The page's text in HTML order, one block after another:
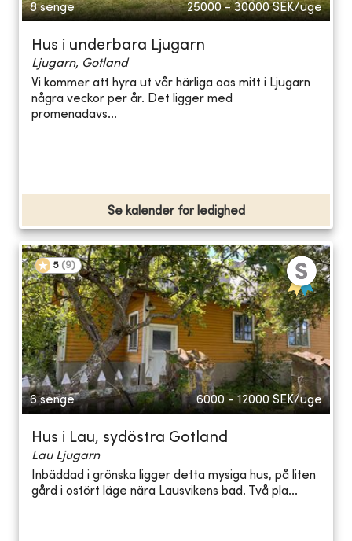
8 senge 25000 - 30000 SEK/uge
Hus i underbara Ljugarn
Ljugarn, Gotland
Vi kommer att hyra ut vår härliga oas mitt i Ljugarn
några veckor per år. Det ligger med
promenadavs...
Se kalender for ledighed
5 (9)
6 senge 6000 - 12000 SEK/uge
Hus i Lau, sydöstra Gotland
Lau Ljugarn
Inbäddad i grönska ligger detta mysiga hus, på liten
gård i ostört läge nära Lausvikens bad. Två pla...